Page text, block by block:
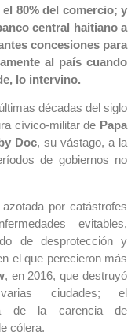
80% del comercio; y
central haitiano a
concesiones para
al país cuando
lo intervino.
décadas del siglo
cívico-militar de Papa
Doc, su vástago, a la
de gobiernos no
por catástrofes
evitables,
de desprotección y
el que perecieron más
, en 2016, que destruyó
ciudades; el
de la carencia de
cólera.